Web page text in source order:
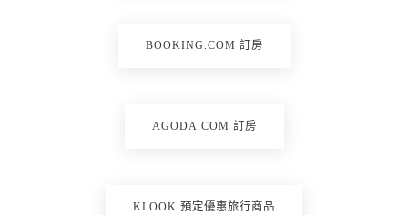
BOOKING.COM 訂房
AGODA.COM 訂房
KLOOK 預定優惠旅行商品